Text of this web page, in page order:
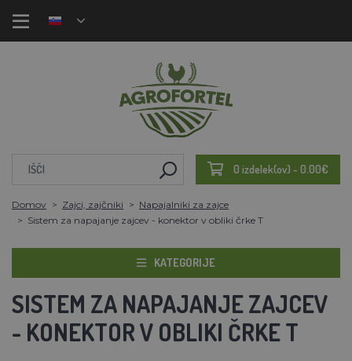
0 izdelek(ov) - 0.00€
Domov Zajci, zajčniki
Napajalniki za zajce
Sistem za napajanje zajcev - konektor v obliki črke T
KATEGORIJE
SISTEM ZA NAPAJANJE ZAJCEV
- KONEKTOR V OBLIKI ČRKE T